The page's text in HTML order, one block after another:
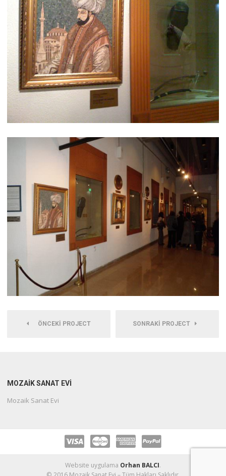
ÖNCEKI PROJECT SONRAKI PROJECT
MOZAIK SANAT EVI
Mozaik Sanat Evi
Website uygulama Orhan BALCI.